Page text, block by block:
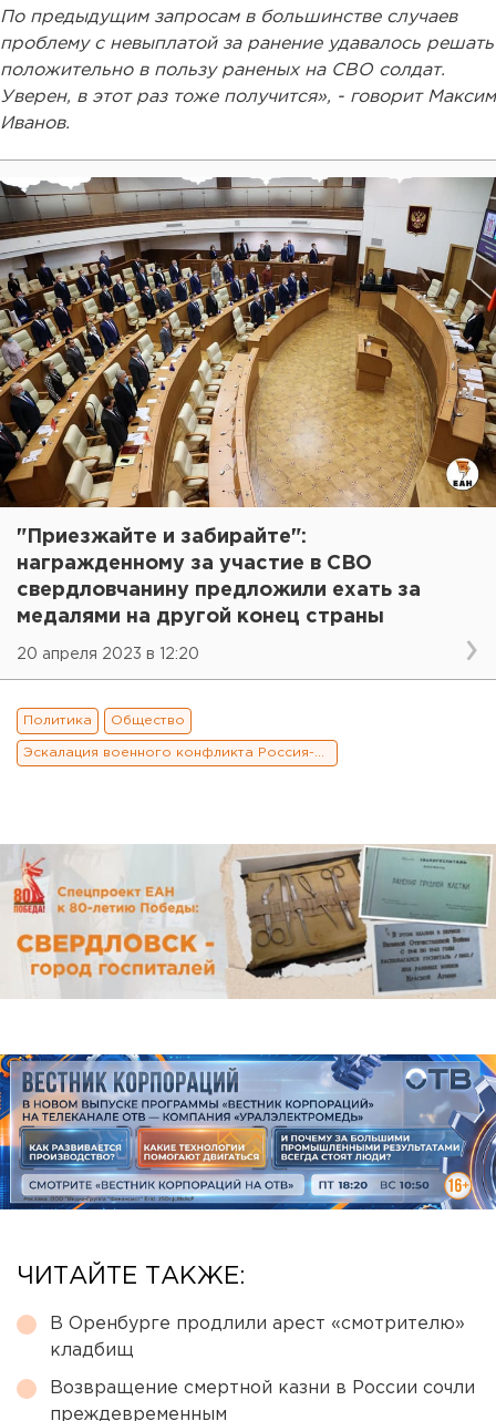
По предыдущим запросам в большинстве случаев
проблему с невыплатой за ранение удавалось решать
положительно в пользу раненых на СВО солдат.
Уверен, в этот раз тоже получится», - говорит Максим
Иванов.
"Приезжайте и забирайте":
награжденному за участие в СВО
свердловчанину предложили ехать за
медалями на другой конец страны
20 апреля 2023 в 12:20
Политика Общество
Эскалация военного конфликта Россия-Украина
ЧИТАЙТЕ ТАКЖЕ:
В Оренбурге продлили арест «смотрителю»
кладбищ
Возвращение смертной казни в России сочли
преждевременным